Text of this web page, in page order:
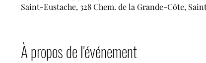
Saint-Eustache, 328 Chem. de la Grande-Côte,
À propos de l'événement